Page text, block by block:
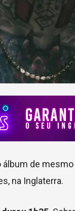
álbum de
na Inglaterra.